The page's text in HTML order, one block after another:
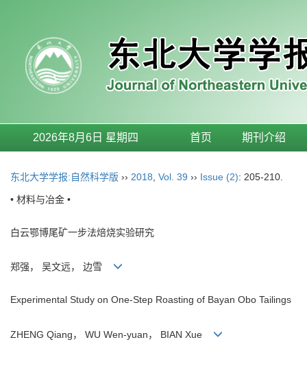
2026年8月6日 星期四 首页 期刊介绍
东北大学学报:自然科学版 ›› 2018 Vol. 39 ›› Issue (2): 205-210.
• 材料与冶金 •
白云鄂博尾矿一步法焙烧实验研究
郑强， 吴文远， 边雪
Experimental Study on One-Step Roasting of Bayan Obo Tailings
ZHENG Qiang， WU Wen-yuan， BIAN Xue